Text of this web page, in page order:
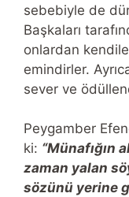
sebebiyle de
Başkaları
onlardan
emindirler.
sever ve
Peygamber
ki: “Münafığın
zaman yalan
sözünü yerine